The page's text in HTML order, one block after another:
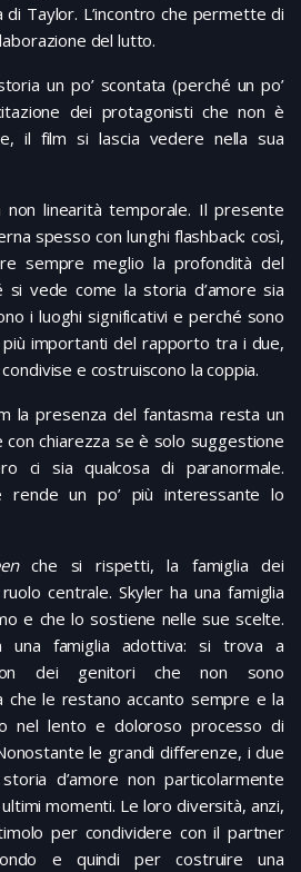
Taylor. L’incontro che permette di
del lutto.
un po’ scontata (perché un po’
dei protagonisti che non è
il film si lascia vedere nella sua
non linearità temporale. Il presente
spesso con lunghi flashback: così,
sempre meglio la profondità del
vede come la storia d’amore sia
i luoghi significativi e perché sono
importanti del rapporto tra i due,
e costruiscono la coppia.
la presenza del fantasma resta un
con chiarezza se è solo suggestione
ci sia qualcosa di paranormale.
rende un po’ più interessante lo
che si rispetti, la famiglia dei
centrale. Skyler ha una famiglia
e che lo sostiene nelle sue scelte.
una famiglia adottiva: si trova a
dei genitori che non sono
che le restano accanto sempre e la
nel lento e doloroso processo di
le grandi differenze, i due
d’amore non particolarmente
momenti. Le loro diversità, anzi,
per condividere con il partner
e quindi per costruire una